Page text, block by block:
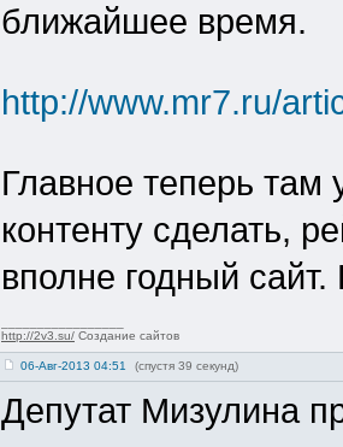
ближайшее время.
http://www.mr7.ru/
Главное теперь
контенту сделать,
вполне годный
http://2v3.su/ Создание сайтов
06-Авг-2013 04:51 (спустя 39 секунд)
Депутат Мизулина